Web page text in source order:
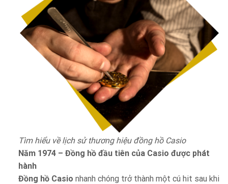
Tìm hiểu về lịch sử thương hiệu đồng hồ Casio
Năm 1974 – Đồng hồ đầu tiên của Casio được phát
hành
Đồng hồ Casio nhanh chóng trở thành một cú hit sau khi